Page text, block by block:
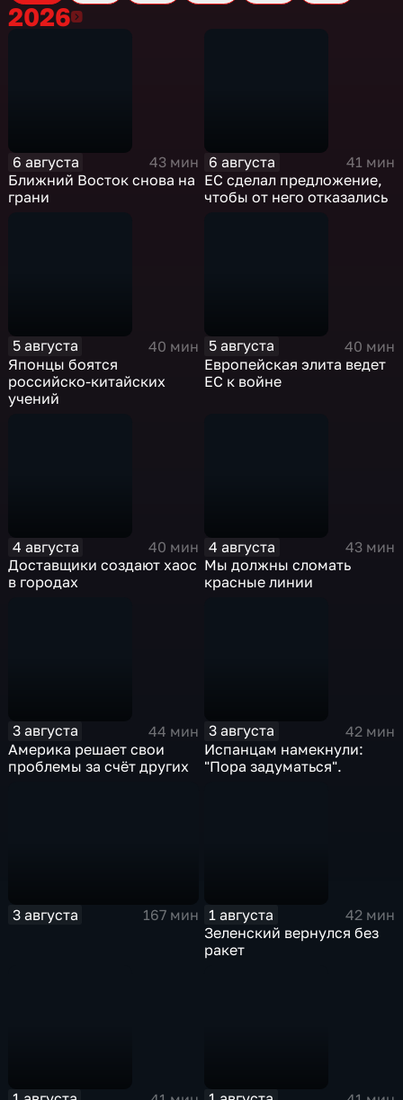
20262026
6 августа
43 мин
Ближний Восток снова на
грани
6 августа
41 мин
ЕС сделал предложение,
чтобы от него отказались
5 августа
40 мин
Японцы боятся
российско-китайских
учений
5 августа
40 мин
Европейская элита ведет
ЕС к войне
4 августа
40 мин
Доставщики создают хаос
в городах
4 августа
43 мин
Мы должны сломать
красные линии
3 августа
44 мин
Америка решает свои
проблемы за счёт других
3 августа
42 мин
Испанцам намекнули:
"Пора задуматься".
3 августа 167 мин 1 августа
42 мин
Зеленский вернулся без
ракет